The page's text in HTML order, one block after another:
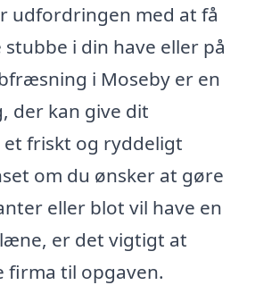
udfordringen med at få
i din have eller på
i Moseby er en
der kan give dit
friskt og ryddeligt
om du ønsker at gøre
eller blot vil have en
er det vigtigt at
til opgaven.